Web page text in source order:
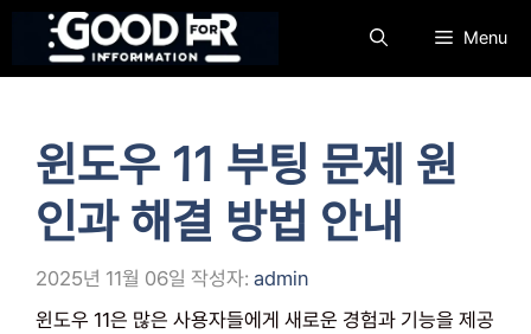
츠
Menu
윈도우 11 부팅 문제 원
인과 해결 방법 안내
2025년 11월 06일 작성자: admin
윈도우 11은 많은 사용자들에게 새로운 경험과 기능을 제공